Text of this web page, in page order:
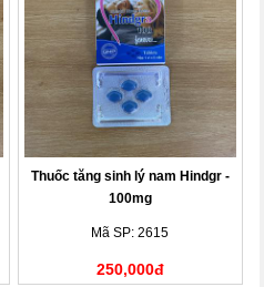
Thuốc tăng sinh lý nam Hindgr -
100mg
Mã SP: 2615
250,000đ